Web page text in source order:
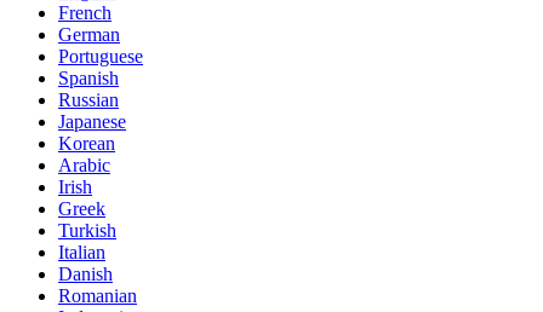
French
German
Portuguese
Spanish
Russian
Japanese
Korean
Arabic
Irish
Greek
Turkish
Italian
Danish
Romanian